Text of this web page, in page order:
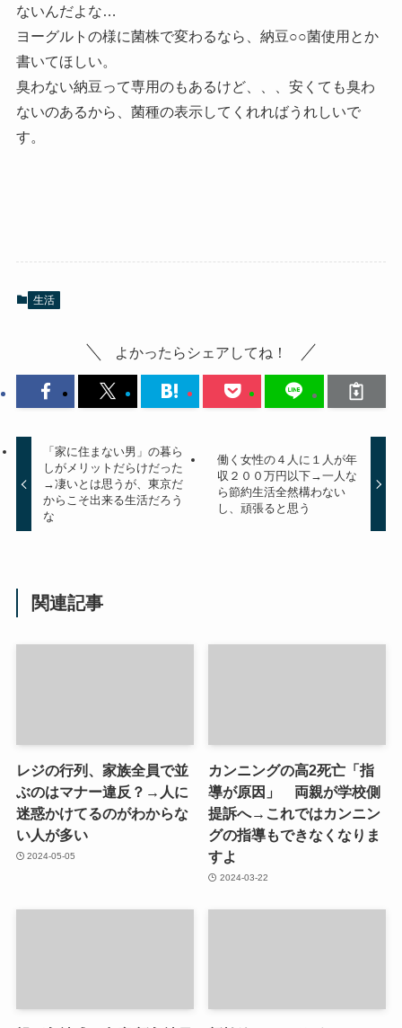
ないんだよな…
ヨーグルトの様に菌株で変わるなら、納豆○○菌使用とか
書いてほしい。
臭わない納豆って専用のもあるけど、、、安くても臭わ
ないのあるから、菌種の表示してくれればうれしいで
す。
生活
よかったらシェアしてね！
「家に住まない男」の暮ら
しがメリットだらけだった
→凄いとは思うが、東京だ
からこそ出来る生活だろう
な
働く女性の４人に１人が年
収２００万円以下→一人な
ら節約生活全然構わない
し、頑張ると思う
関連記事
レジの行列、家族全員で並
ぶのはマナー違反？→人に
迷惑かけてるのがわからな
い人が多い
2024-05-05
カンニングの高2死亡「指
導が原因」 両親が学校側
提訴へ→これではカンニン
グの指導もできなくなりま
すよ
2024-03-22